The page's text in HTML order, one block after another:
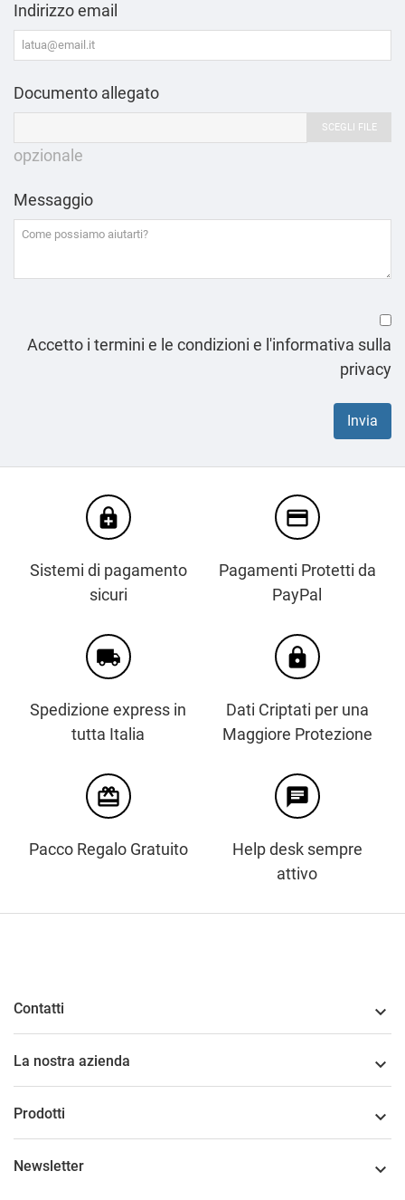
Indirizzo email
Documento allegato
SCEGLI FILE
opzionale
Messaggio
Accetto i termini e le condizioni e l'informativa sulla
privacy
enhanced_encryption
Sistemi di pagamento
sicuri
credit_card
Pagamenti Protetti da
PayPal
local_shipping
Spedizione express in
tutta Italia
https
Dati Criptati per una
Maggiore Protezione
card_giftcard
Pacco Regalo Gratuito
chat
Help desk sempre
attivo
Contatti 
La nostra azienda 
Prodotti 
Newsletter 